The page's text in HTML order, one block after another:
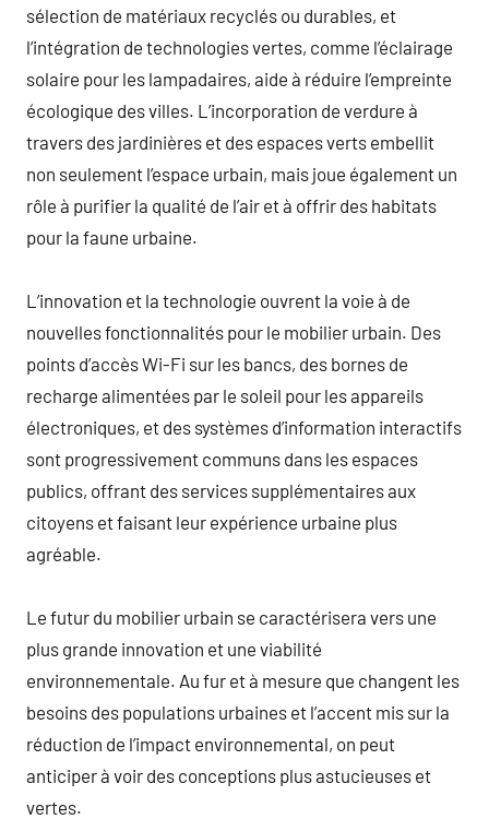
sélection de matériaux recyclés ou durables, et
l’intégration de technologies vertes, comme l’éclairage
solaire pour les lampadaires, aide à réduire l’empreinte
écologique des villes. L’incorporation de verdure à
travers des jardinières et des espaces verts embellit
non seulement l’espace urbain, mais joue également un
rôle à purifier la qualité de l’air et à offrir des habitats
pour la faune urbaine.
L’innovation et la technologie ouvrent la voie à de
nouvelles fonctionnalités pour le mobilier urbain. Des
points d’accès Wi-Fi sur les bancs, des bornes de
recharge alimentées par le soleil pour les appareils
électroniques, et des systèmes d’information interactifs
sont progressivement communs dans les espaces
publics, offrant des services supplémentaires aux
citoyens et faisant leur expérience urbaine plus
agréable.
Le futur du mobilier urbain se caractérisera vers une
plus grande innovation et une viabilité
environnementale. Au fur et à mesure que changent les
besoins des populations urbaines et l’accent mis sur la
réduction de l’impact environnemental, on peut
anticiper à voir des conceptions plus astucieuses et
vertes.